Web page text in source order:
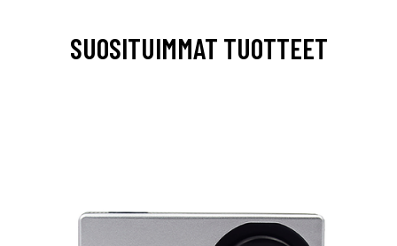
SUOSITUIMMAT TUOTTEET